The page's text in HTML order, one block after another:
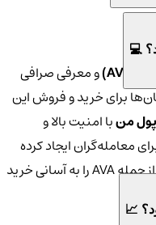
و معرفی صرافی
برای خرید و فروش این
منبا امنیت بالا و
معامله‌گران ایجاد کرده
است تا بتوانند ارزهای دیجیتال مختلف از جمله AVA را به آسانی خرید